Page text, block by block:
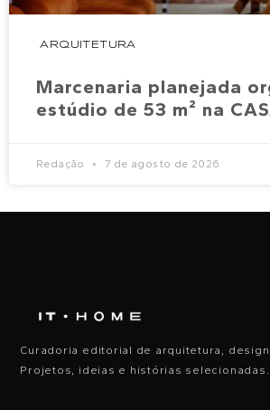
ARQUITETURA
Marcenaria planejada
estúdio de 53 m² na
Redação 7 de agosto de 2026
Curadoria editorial de arquitetura,
Projetos, ideias e histórias selecionadas.